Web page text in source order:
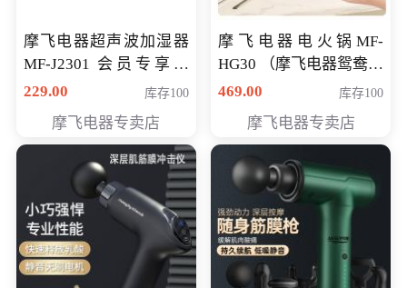
摩飞电器超声波加湿器
MF-J2301 会员专享价
168元
229.00 库存100
摩飞电器专卖店
摩飞电器电火锅MF-
HG30 （摩飞电器鸳鸯锅
MF-HG30 ） 会员专享价
469.00 库存100
摩飞电器专卖店